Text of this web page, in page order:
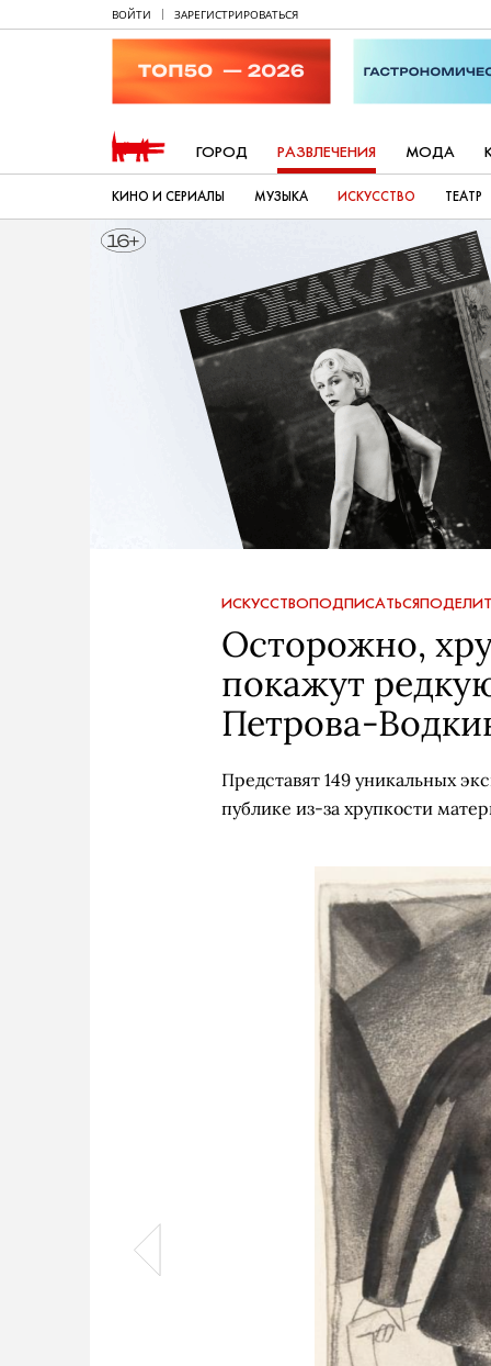
ВОЙТИ ЗАРЕГИСТРИРОВАТЬСЯ
ГОРОД РАЗВЛЕЧЕНИЯ МОДА
КИНО И СЕРИАЛЫ МУЗЫКА ИСКУССТВО ТЕАТР
ИСКУССТВОПОДПИСАТЬСЯ
Осторожно,
покажут
Петрова-
Представят 149 уникальных
публике из-за хрупкости